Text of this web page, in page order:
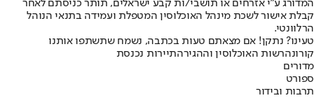
המדורג ע"י אזרחים או תושבי/ות קבע ישראלים, תותר כניסתם לאחר
קבלת אישור לשכת מינהל האוכלוסין המטפלת ועמידה בתנאי הנוהל
הרלוונטי.
טעינו? נתקן! אם מצאתם טעות בכתבה, נשמח שתשתפו אותנו
קורונהרשות האוכלוסין וההגירהתיירות נכנסת
מדורים
ספורט
תרבות ובידור